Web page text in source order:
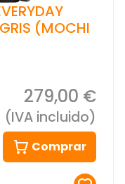
(MOCHI
279,00 €
(IVA incluido)
Comprar